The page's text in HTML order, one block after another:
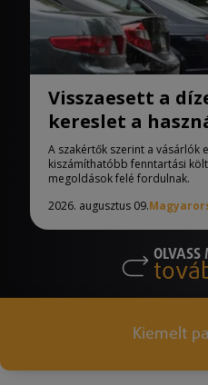
Visszaesett a
kereslet a
A szakértők szerint a vásárlók
kiszámíthatóbb fenntartási
megoldások felé fordulnak.
2026. augusztus 09.
OLVASS
Kiemelt